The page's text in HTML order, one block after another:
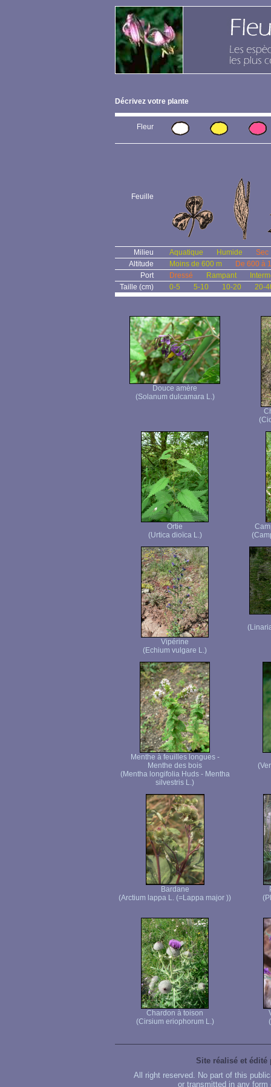
Décrivez votre plante
Fleur
Feuille
Milieu Aquatique Humide
Sec
Altitude
Moins de 600 m
De 600 à
Port
Dressé Rampant
Taille (cm)
0-5 5-10 10-20 20-
Douce amère
(Solanum dulcamara L.)
Ortie
(Urtica dioïca L.)
Vipérine
(Echium vulgare L.)
Menthe à feuilles longues -
Menthe des bois
(Mentha longifolia Huds - Mentha
silvestris L.)
Bardane
(Arctium lappa L. (=Lappa major ))
Chardon à toison
(Cirsium eriophorum L.)
Site réalisé et édité
All right reserved. No part of this
or transmitted in any